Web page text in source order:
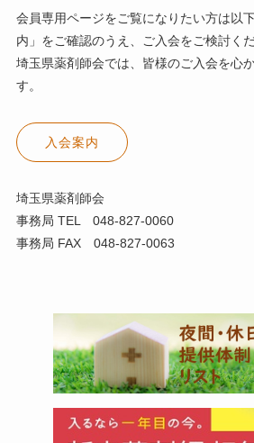
会員専用ページをご覧になりたい方は以
内」をご確認のうえ、ご入会をご検討くだ
埼玉県薬剤師会では、皆様のご入会を心
す。
入会案内
埼玉県薬剤師会
事務局 TEL 048-827-0060
事務局 FAX 048-827-0063